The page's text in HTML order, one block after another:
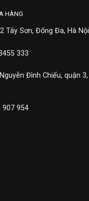
HÀNG
Tây Sơn, Đống Đa, Hà Nội
333
Đình Chiểu, quận 3,
907 954